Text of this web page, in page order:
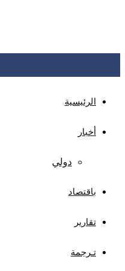
الرئيسية
أخبار
دولي
باقتصاد
تقارير
تـرجمة